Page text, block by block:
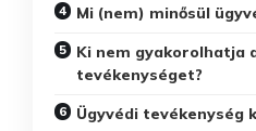
Mi (nem) minősül
Ki nem gyakorolhatja
tevékenységet?
Ügyvédi tevékenység